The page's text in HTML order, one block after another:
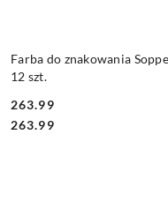
Farba do znakowania
12 szt.
Cena:
263.99
Cena:
263.99